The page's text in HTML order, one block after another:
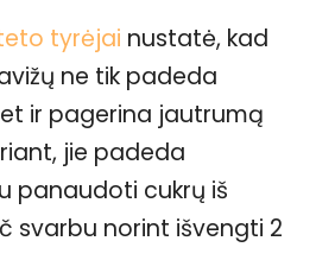
tyrėjai nustatė, kad
ne tik padeda
ir pagerina jautrumą
jie padeda
panaudoti cukrų iš
svarbu norint išvengti 2